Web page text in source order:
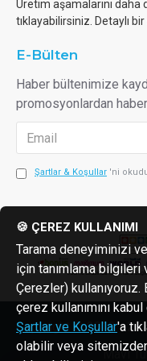
PH ALGILAYICI
HASSASTIR, BU
DOĞRU TUTMAK
ETTIĞINIZDEN EMIN
SONRA VEYA UZUN
Üretim aşamalarını daha
tıklayabilirsiniz. Detaylı
E-Bülten
Haber bültenimize
promosyonlardan
Şartlar & Koşullar 'ni
Copyright © 2013 -
Mavi
🍪 ÇEREZ KULLANIMI
Tarama deneyiminizi
için tanımlama
Çerezler)
çerez kullanımını kabul
Şartlar ve Koşullar'a
olabilir veya